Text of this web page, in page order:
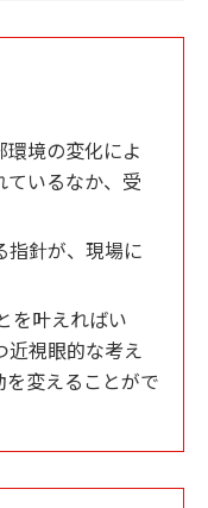
環境の変化によ
ているなか、受
指針が、現場に
を叶えればい
近視眼的な考え
変えることがで